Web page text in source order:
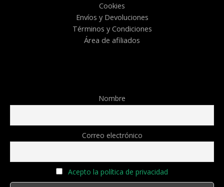
Cookies
Envíos y Devoluciones
Términos y Condiciones
Área de afiliados
Nombre
Correo electrónico
Acepto la política de privacidad